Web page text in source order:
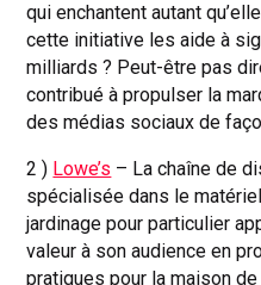
qui enchantent autant
cette initiative les aide à
milliards ? Peut-être pas
contribué à propulser la
des médias sociaux de
2 ) Lowe’s – La chaîne de
spécialisée dans le
jardinage pour particulier
valeur à son audience en
pratiques pour la maison